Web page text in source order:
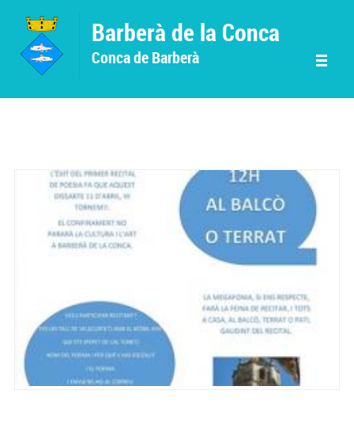
Barberà de la Conca
Conca de Barberà